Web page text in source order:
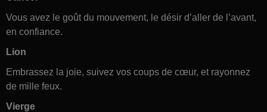
Vous avez le goût du mouvement, le désir d’aller de l’avant,
en confiance.
Lion
Embrassez la joie, suivez vos coups de cœur, et rayonnez
de mille feux.
Vierge